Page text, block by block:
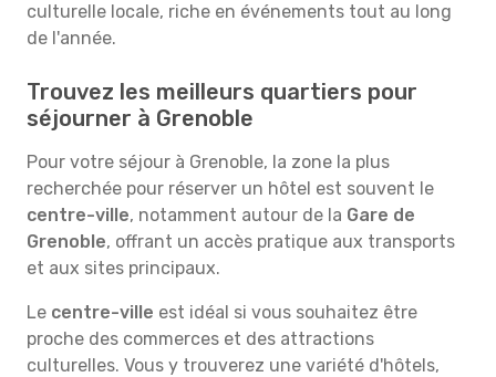
culturelle locale, riche en événements tout au long
de l'année.
Trouvez les meilleurs quartiers pour
séjourner à Grenoble
Pour votre séjour à Grenoble, la zone la plus
recherchée pour réserver un hôtel est souvent le
centre-ville, notamment autour de la Gare de
Grenoble, offrant un accès pratique aux transports
et aux sites principaux.
Le centre-ville est idéal si vous souhaitez être
proche des commerces et des attractions
culturelles. Vous y trouverez une variété d'hôtels,